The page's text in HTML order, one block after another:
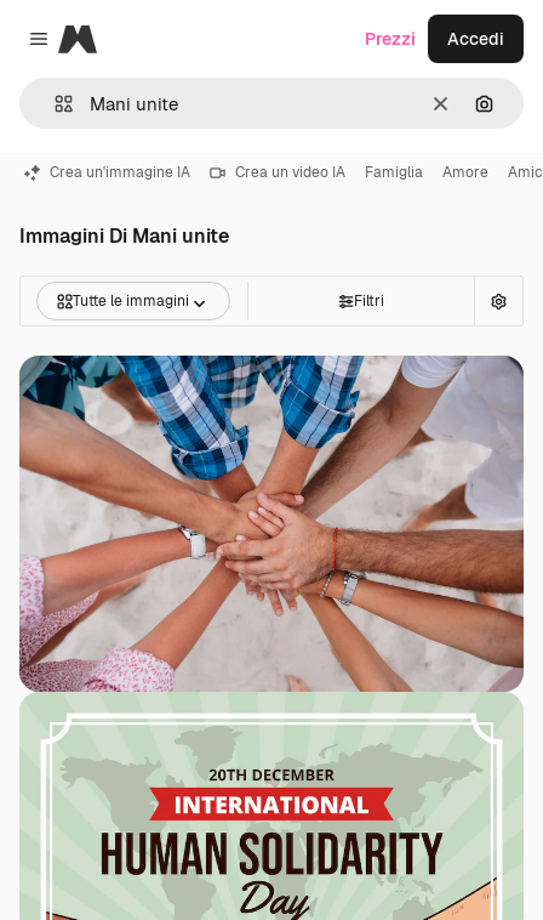
Close menu
Magnific
CancellaCerca
Prezzi Accedi
Crea un'immagine IA Crea un video IA Famiglia Amore
Immagini Di Mani unite
Tutte le immagini Filtri